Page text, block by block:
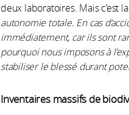
deux laboratoires. Mais c’est
autonomie totale. En cas
immédiatement, car ils sont
pourquoi nous imposons à
stabiliser le blessé durant
Inventaires massifs de